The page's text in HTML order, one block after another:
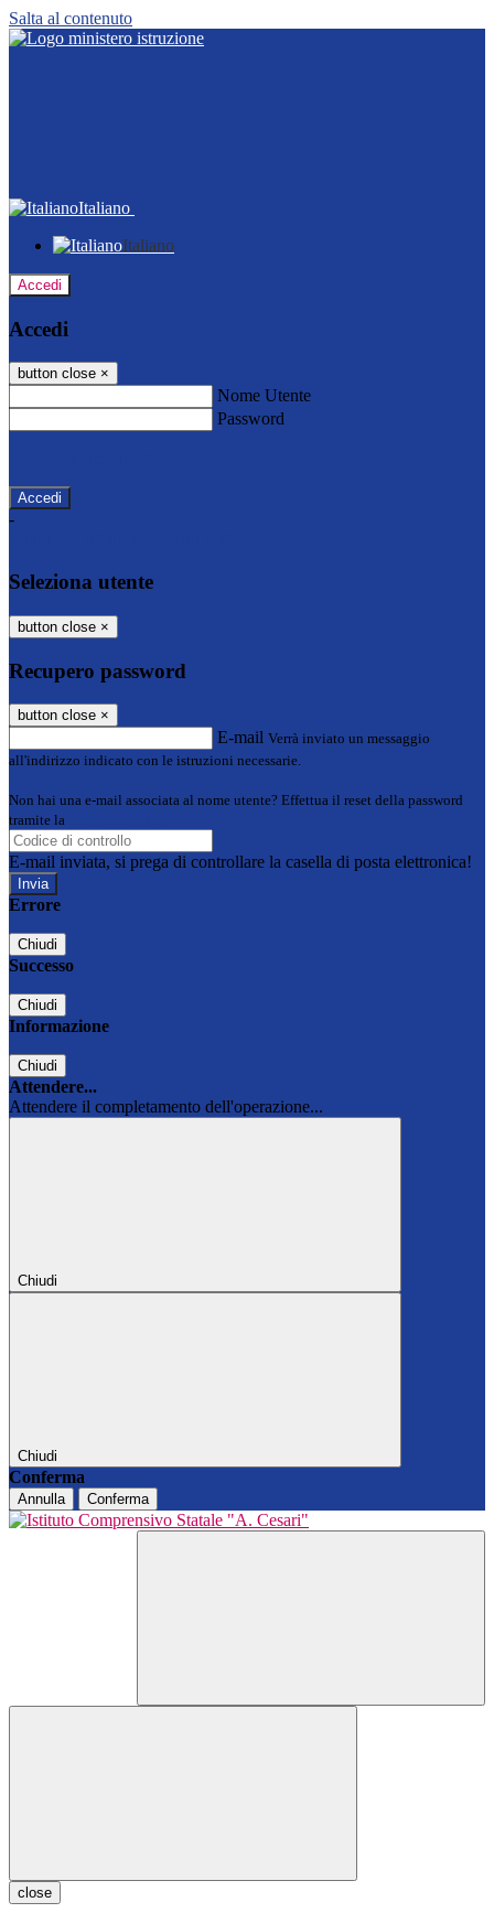
Salta al contenuto
Italiano
Italiano
Accedi
Accedi
button close ×
Nome Utente
Password
-
Seleziona utente
button close ×
Recupero password
button close ×
E-mail Verrà inviato un messaggio
all'indirizzo indicato con le istruzioni necessarie.
Non hai una e-mail associata al nome utente? Effettua il reset della password
tramite la
E-mail inviata, si prega di controllare la casella di posta elettronica!
Errore
Chiudi
Successo
Chiudi
Informazione
Chiudi
Attendere...
Attendere il completamento dell'operazione...
Chiudi
Chiudi
Conferma
Annulla Conferma
close